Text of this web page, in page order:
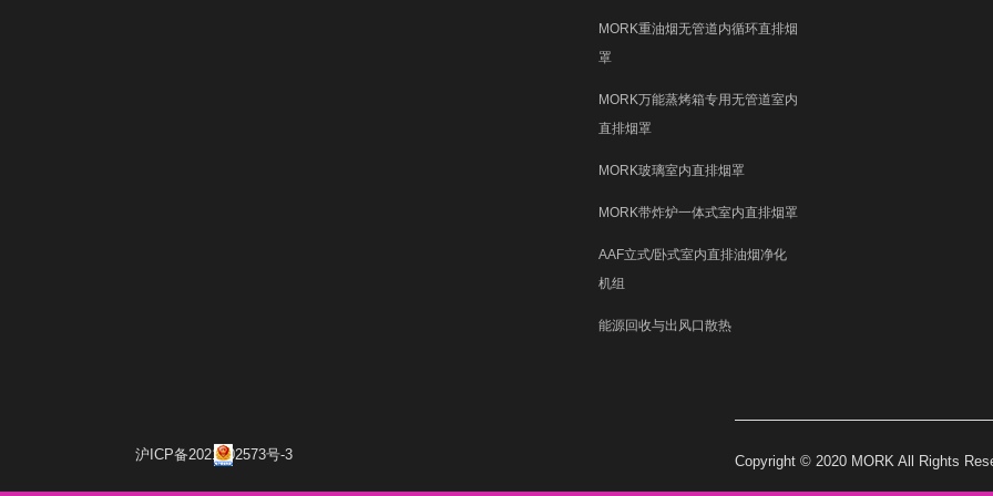
MORK重油烟无管道内循环直排烟
罩
MORK万能蒸烤箱专用无管道室内
直排烟罩
MORK玻璃室内直排烟罩
MORK带炸炉一体式室内直排烟罩
AAF立式/卧式室内直排油烟净化
机组
能源回收与出风口散热
沪ICP备2021002573号-3 Copyright © 2020 MORK All Rights